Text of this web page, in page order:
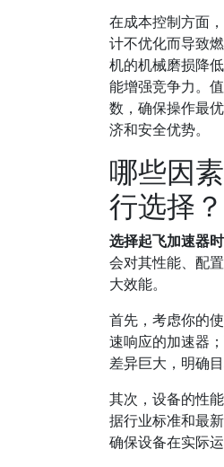
在成本控制方面
计不优化而导致
机的机械磨损降
能增强竞争力。
数，确保操作最
济和安全优势。
哪些因
行选择？
选择起飞加速器
会对其性能、配
大效能。
首先，考虑你的
速响应的加速器
差异巨大，明确
其次，设备的性
据行业标准和最
确保设备在实际